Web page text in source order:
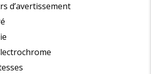
d’avertissement